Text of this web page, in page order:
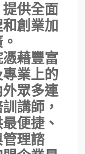
供全面
創業加
藉豐富
業上的
眾多連
講師，
便捷、
理諮